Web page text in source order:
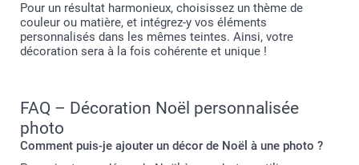
Pour un résultat harmonieux, choisissez un thème de
couleur ou matière, et intégrez-y vos éléments
personnalisés dans les mêmes teintes. Ainsi, votre
décoration sera à la fois cohérente et unique !
FAQ – Décoration Noël personnalisée
photo
Comment puis-je ajouter un décor de Noël à une photo ?